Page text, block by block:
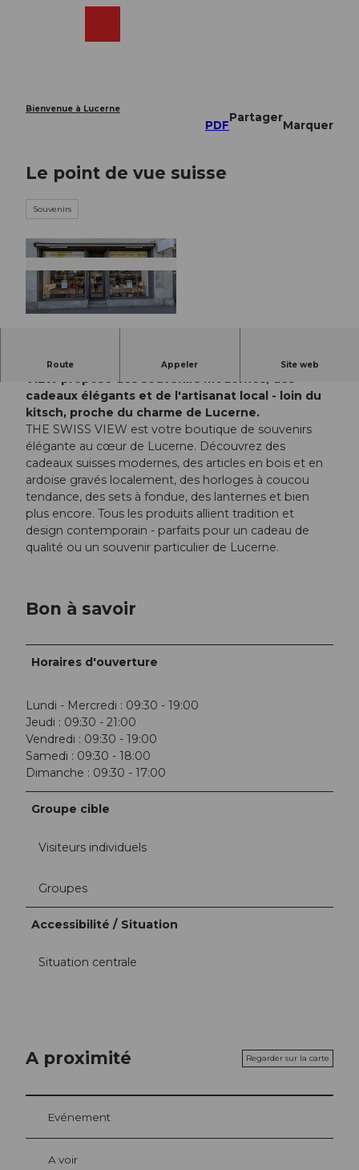
Bienvenue à Lucerne
PDF
Partager
Marquer
Le point de vue suisse
Souvenirs
Route Appeler Site web
Un morceau de Suisse à emporter : THE SWISS
VIEW propose des souvenirs modernes, des
cadeaux élégants et de l'artisanat local - loin du
kitsch, proche du charme de Lucerne.
THE SWISS VIEW est votre boutique de souvenirs
élégante au cœur de Lucerne. Découvrez des
cadeaux suisses modernes, des articles en bois et en
ardoise gravés localement, des horloges à coucou
tendance, des sets à fondue, des lanternes et bien
plus encore. Tous les produits allient tradition et
design contemporain - parfaits pour un cadeau de
qualité ou un souvenir particulier de Lucerne.
Bon à savoir
Horaires d'ouverture
Lundi - Mercredi : 09:30 - 19:00
Jeudi : 09:30 - 21:00
Vendredi : 09:30 - 19:00
Samedi : 09:30 - 18:00
Dimanche : 09:30 - 17:00
Groupe cible
Visiteurs individuels
Groupes
Accessibilité / Situation
Situation centrale
A proximité Regarder sur la carte
Evénement
A voir